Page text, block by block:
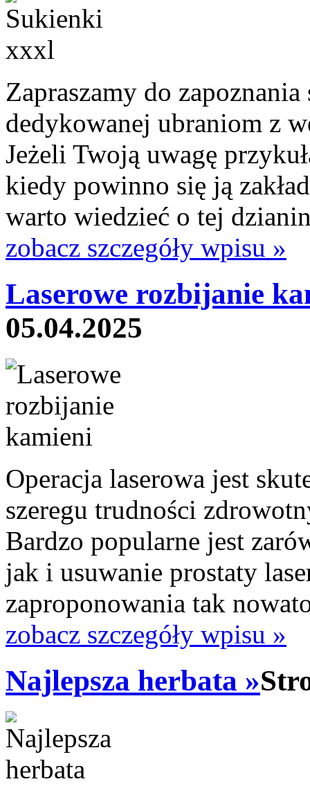
Zapraszamy do
dedykowanej ubraniom z
Jeżeli Twoją uwagę
kiedy powinno się ją
warto wiedzieć o tej
zobacz szczegóły wpisu »
Laserowe rozbijanie
05.04.2025
Operacja laserowa jest
szeregu trudności
Bardzo popularne jest
jak i usuwanie prostaty
zaproponowania tak
zobacz szczegóły wpisu »
Najlepsza herbata »